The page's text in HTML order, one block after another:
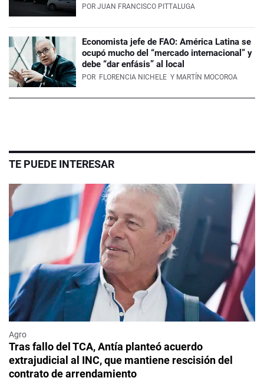
POR JUAN FRANCISCO PITTALUGA
Economista jefe de FAO: América Latina se
ocupó mucho del “mercado internacional” y
debe “dar enfásis” al local
POR FLORENCIA NICHELE Y MARTÍN MOCOROA
TE PUEDE INTERESAR
Agro
Tras fallo del TCA, Antía planteó acuerdo
extrajudicial al INC, que mantiene rescisión del
contrato de arrendamiento